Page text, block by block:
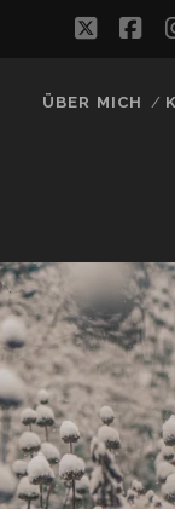
twitter
ÜBER MICH